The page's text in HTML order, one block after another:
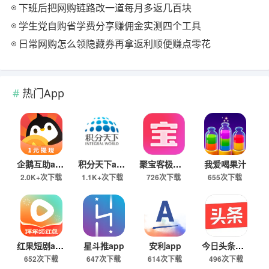
下班后把网购链路改一道每月多返几百块
学生党自购省学费分享赚佣金实测四个工具
日常网购怎么领隐藏券再拿返利顺便赚点零花
热门App
企鹅互助app
2.0K+次下载
积分天下app
1.1K+次下载
聚宝客极速版
726次下载
我爱喝果汁
655次下载
红果短剧app
652次下载
星斗推app
647次下载
安利app
614次下载
今日头条极速版下载
496次下载